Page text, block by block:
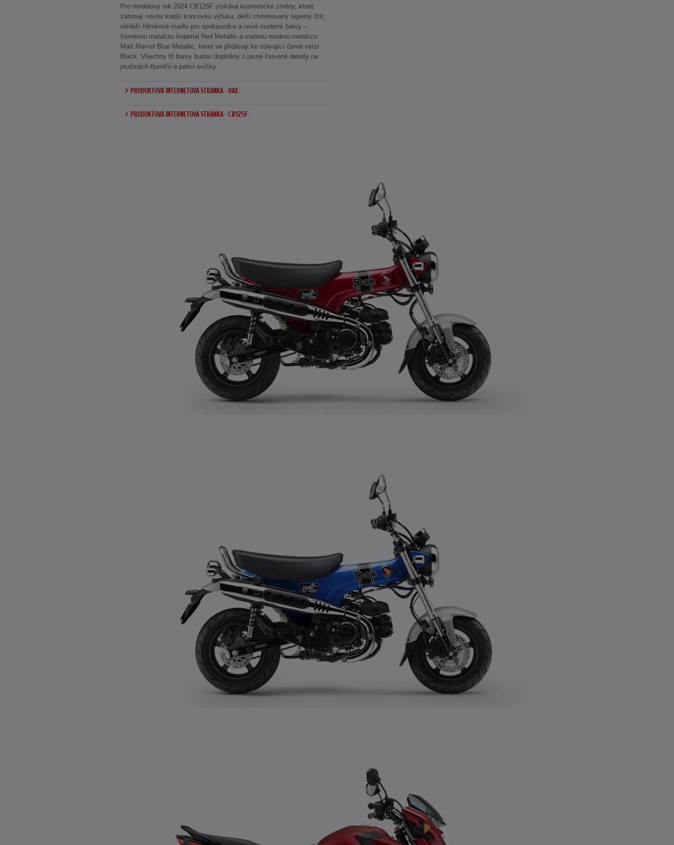
Pro modelový rok 2024 CB125F získává kosmetické změny, které
zahrnují novou kratší koncovku výfuku, delší chromovaný tepelný štít,
silnější hliníkové madlo pro spolujezdce a nové moderní barvy –
červenou metalízu Imperial Red Metallic a matnou modrou metalízu
Matt Marvel Blue Metallic, které se přidávají ke stávající černé verzi
Black. Všechny tři barvy budou doplněny o jasné červené detaily na
pružinách tlumičů a patici svíčky.
PRODUKTOVÁ INTERNETOVÁ STRÁNKA - DAX:
PRODUKTOVÁ INTERNETOVÁ STRÁNKA - CB125F: